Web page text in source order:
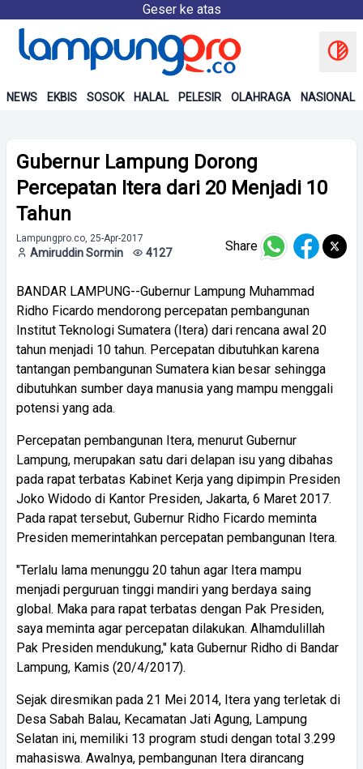
Geser ke atas
NEWS EKBIS SOSOK HALAL PELESIR OLAHRAGA NASIONAL
Gubernur Lampung Dorong
Percepatan Itera dari 20 Menjadi 10
Tahun
Lampungpro.co, 25-Apr-2017
Amiruddin Sormin 4127 Share
BANDAR LAMPUNG--Gubernur Lampung Muhammad
Ridho Ficardo mendorong percepatan pembangunan
Institut Teknologi Sumatera (Itera) dari rencana awal 20
tahun menjadi 10 tahun. Percepatan dibutuhkan karena
tantangan pembangunan Sumatera kian besar sehingga
dibutuhkan sumber daya manusia yang mampu menggali
potensi yang ada.
Percepatan pembangunan Itera, menurut Gubernur
Lampung, merupakan satu dari delapan isu yang dibahas
pada rapat terbatas Kabinet Kerja yang dipimpin Presiden
Joko Widodo di Kantor Presiden, Jakarta, 6 Maret 2017.
Pada rapat tersebut, Gubernur Ridho Ficardo meminta
Presiden memerintahkan percepatan pembangunan Itera.
"Terlalu lama menunggu 20 tahun agar Itera mampu
menjadi perguruan tinggi mandiri yang berdaya saing
global. Maka para rapat terbatas dengan Pak Presiden,
saya meminta agar percepatan dilakukan. Alhamdulillah
Pak Presiden mendukung," kata Gubernur Ridho di Bandar
Lampung, Kamis (20/4/2017).
Sejak diresmikan pada 21 Mei 2014, Itera yang terletak di
Desa Sabah Balau, Kecamatan Jati Agung, Lampung
Selatan ini, memiliki 13 program studi dengan total 3.299
mahasiswa. Awalnya, pembangunan Itera dirancang